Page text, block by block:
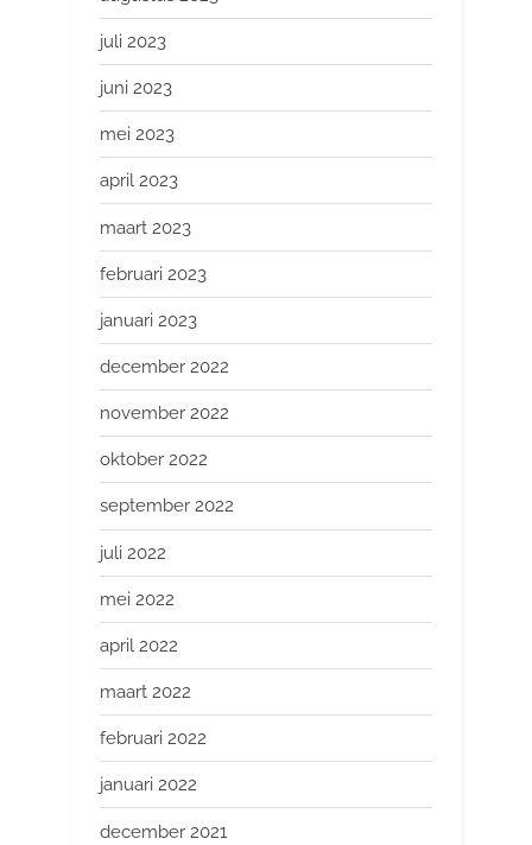
juli 2023
juni 2023
mei 2023
april 2023
maart 2023
februari 2023
januari 2023
december 2022
november 2022
oktober 2022
september 2022
juli 2022
mei 2022
april 2022
maart 2022
februari 2022
januari 2022
december 2021